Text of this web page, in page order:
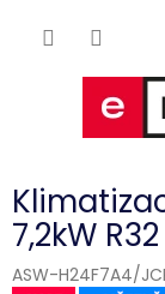
7,2kW
ASW-H24F7A4/